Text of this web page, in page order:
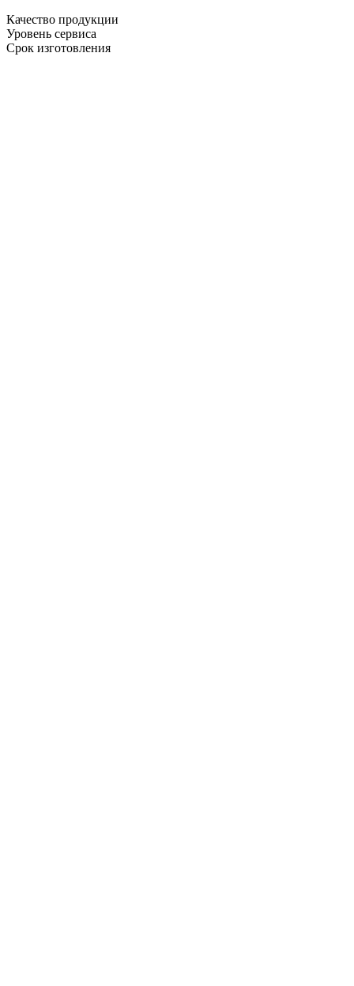
Качество продукции
Уровень сервиса
Срок изготовления